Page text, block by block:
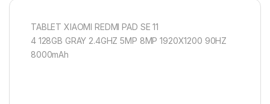
TABLET XIAOMI REDMI PAD SE 11
4 128GB GRAY 2.4GHZ 5MP 8MP 1920X1200 90HZ
8000mAh